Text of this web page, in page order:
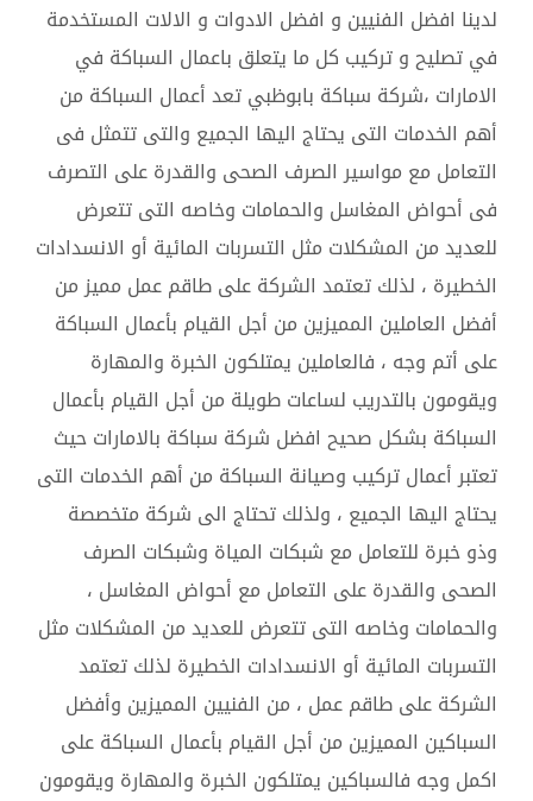
لدينا افضل الفنيين و افضل الادوات و الالات المستخدمة
في تصليح و تركيب كل ما يتعلق باعمال السباكة في
الامارات ،شركة سباكة بابوظبي تعد أعمال السباكة من
أهم الخدمات التى يحتاج اليها الجميع والتى تتمثل فى
التعامل مع مواسير الصرف الصحى والقدرة على التصرف
فى أحواض المغاسل والحمامات وخاصه التى تتعرض
للعديد من المشكلات مثل التسربات المائية أو الانسدادات
الخطيرة ، لذلك تعتمد الشركة على طاقم عمل مميز من
أفضل العاملين المميزين من أجل القيام بأعمال السباكة
على أتم وجه ، فالعاملين يمتلكون الخبرة والمهارة
ويقومون بالتدريب لساعات طويلة من أجل القيام بأعمال
السباكة بشكل صحيح افضل شركة سباكة بالامارات حيث
تعتبر أعمال تركيب وصيانة السباكة من أهم الخدمات التى
يحتاج اليها الجميع ، ولذلك تحتاج الى شركة متخصصة
وذو خبرة للتعامل مع شبكات المياة وشبكات الصرف
الصحى والقدرة على التعامل مع أحواض المغاسل ،
والحمامات وخاصه التى تتعرض للعديد من المشكلات مثل
التسربات المائية أو الانسدادات الخطيرة لذلك تعتمد
الشركة على طاقم عمل ، من الفنيين المميزين وأفضل
السباكين المميزين من أجل القيام بأعمال السباكة على
اكمل وجه فالسباكين يمتلكون الخبرة والمهارة ويقومون